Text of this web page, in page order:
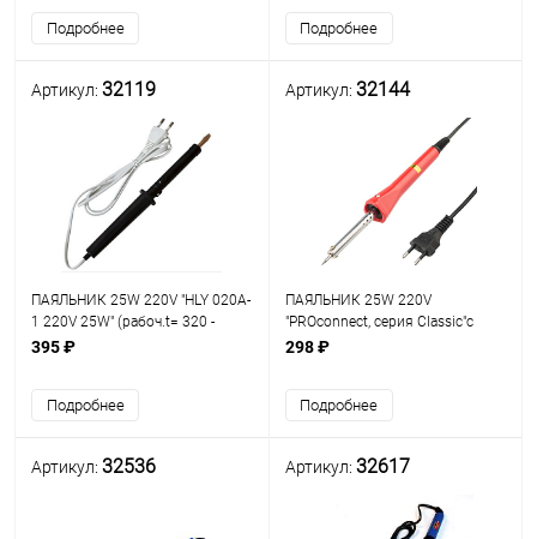
долговеч.жало: тип: N2-
1(32515); N2-2; N2-3(32517/1);
Подробнее
"конуса"); d=3,4мм; t рабоч: до
300°C; L провода - 1м
Подробнее
Артикул: 32119
ПАЯЛЬНИК 25W 220V "HLY 020A-
1 220V 25W" (рабоч.t= 320 -
350°C)
395 ₽
Подробнее
Артикул: 32144
ПАЯЛЬНИК 25W 220V
"PROconnect, серия Classic"с
керамическим нагревателем
360°C
298 ₽
Подробнее
Артикул: 32536 Артикул: 32617